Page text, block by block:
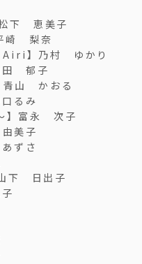
下 恵美子
崎 梨奈
】乃村 ゆかり
田 郁子
山 かおる
るみ
】富永 次子
美子
ずさ
下 日出子